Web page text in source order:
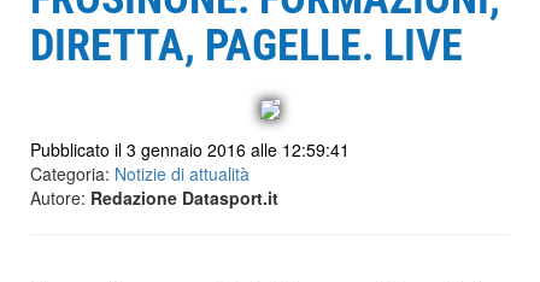
DIRETTA, PAGELLE. LIVE
Pubblicato il 3 gennaio 2016 alle 12:59:41
Categoria: Notizie di attualità
Autore: Redazione Datasport.it